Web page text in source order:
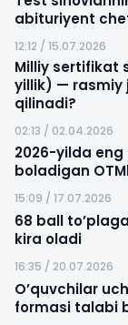
abituriyent
12:12 / 15.07.2026
Milliy sertifikat
yillik) — rasmiy
qilinadi?
02:13 / 02.04.2026
2026-yilda
boladigan
15:09 / 17.07.2026
68 ball
kira oladi
16:35 / 20.07.2026
O’quvchilar
formasi talabi